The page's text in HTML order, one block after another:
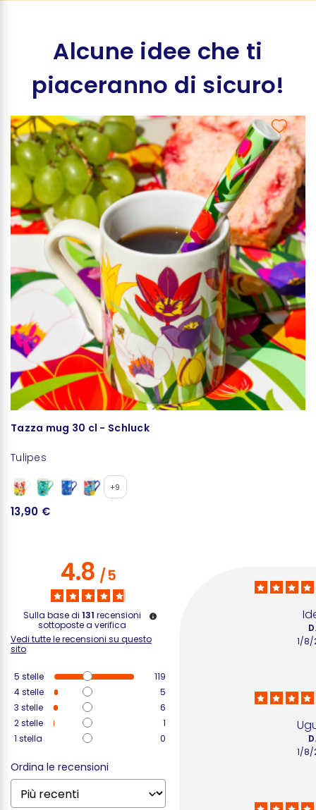
Alcune idee che ti
piaceranno di sicuro!
Tazza mug 30 cl - Schluck
Tulipes
+9
13,90 €
4.8/5
Sulla base di 131 recensioni
sottoposte a verifica
Vedi tutte le recensioni su questo
sito
5 stelle
119
4stelle
5
3 stelle
6
2stelle
1
1 stella 0
Ordina le recensioni
1/8/
1/8/